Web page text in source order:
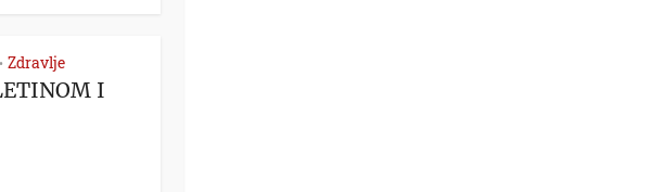
• Zdravlje
I